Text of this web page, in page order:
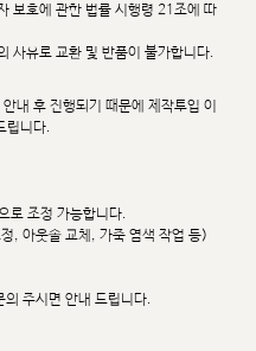
보호에 관한 법률 시행령 21조에 따
사유로 교환 및 반품이 불가합니다.
내 후 진행되기 때문에 제작투입 이
립니다.
로 조정 가능합니다.
, 아웃솔 교체, 가죽 염색 작업 등)
주시면 안내 드립니다.